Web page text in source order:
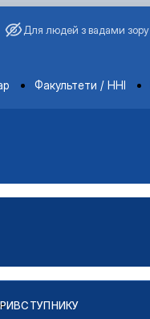
Для людей з вадами зору
Факультети / ННІ
ВСТУПНИКУ